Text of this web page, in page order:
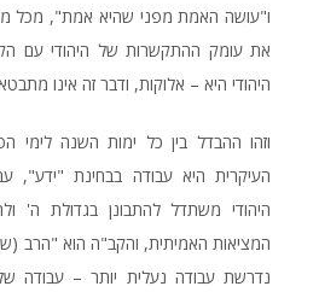
ו"עושה האמת מפני שהיא אמת", מכל
את עומק ההתקשרות של היהודי עם
היהודי היא – אלוקות, ודבר זה אינו
וזהו ההבדל בין כל ימות השנה לימי
העיקרית היא עבודה בבחינת "ידע",
היהודי משתדל להתבונן בגדולת ה'
המציאות האמיתית, והקב"ה הוא "הרב
נדרשת עבודה נעלית יותר – עבודה